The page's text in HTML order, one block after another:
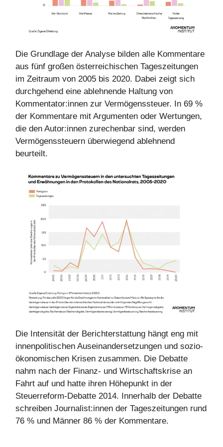
Die Grundlage der Analyse bilden alle Kommentare
aus fünf großen österreichischen Tageszeitungen
im Zeitraum von 2005 bis 2020. Dabei zeigt sich
durchgehend eine ablehnende Haltung von
Kommentator:innen zur Vermögenssteuer. In 69 %
der Kommentare mit Argumenten oder Wertungen,
die den Autor:innen zurechenbar sind, werden
Vermögenssteuern überwiegend ablehnend
beurteilt.
Die Intensität der Berichterstattung hängt eng mit
innenpolitischen Auseinandersetzungen und sozio-
ökonomischen Krisen zusammen. Die Debatte
nahm nach der Finanz- und Wirtschaftskrise an
Fahrt auf und hatte ihren Höhepunkt in der
Steuerreform-Debatte 2014. Innerhalb der Debatte
schreiben Journalist:innen der Tageszeitungen rund
76 % und Männer 86 % der Kommentare.